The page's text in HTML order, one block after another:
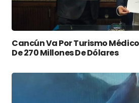
Cancún Va Por Turismo
De 270 Millones De Dólares